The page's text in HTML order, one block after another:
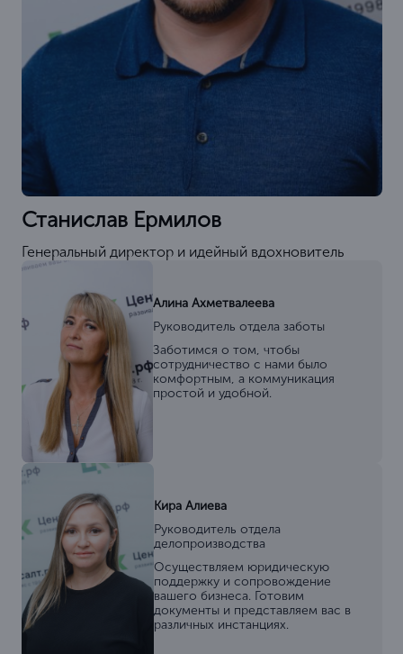
Станислав Ермилов
Генеральный директор и идейный вдохновитель
Алина Ахметвалеева
Руководитель отдела заботы
Заботимся о том, чтобы
сотрудничество с нами было
комфортным, а коммуникация
простой и удобной.
Кира Алиева
Руководитель отдела
делопроизводства
Осуществляем юридическую
поддержку и сопровождение
вашего бизнеса. Готовим
документы и представляем вас в
различных инстанциях.